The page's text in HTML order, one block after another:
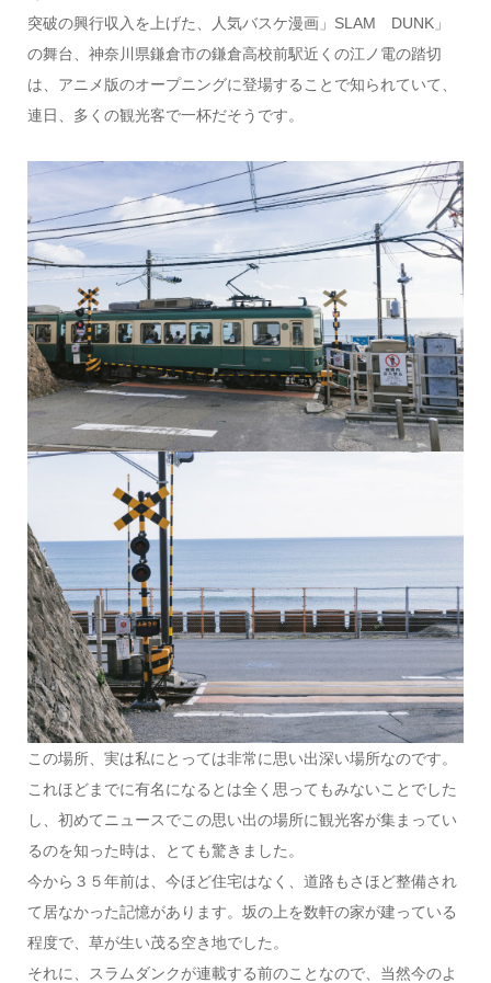
突破の興行収入を上げた、人気バスケ漫画」SLAM DUNK」
の舞台、神奈川県鎌倉市の鎌倉高校前駅近くの江ノ電の踏切
は、アニメ版のオープニングに登場することで知られていて、
連日、多くの観光客で一杯だそうです。
この場所、実は私にとっては非常に思い出深い場所なのです。
これほどまでに有名になるとは全く思ってもみないことでした
し、初めてニュースでこの思い出の場所に観光客が集まってい
るのを知った時は、とても驚きました。
今から３５年前は、今ほど住宅はなく、道路もさほど整備され
て居なかった記憶があります。坂の上を数軒の家が建っている
程度で、草が生い茂る空き地でした。
それに、スラムダンクが連載する前のことなので、当然今のよ